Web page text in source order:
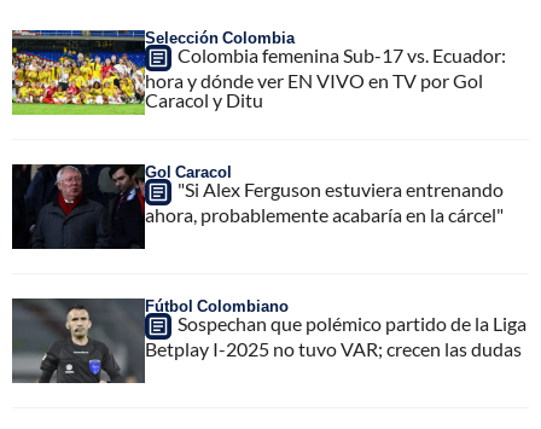
Selección Colombia
Colombia femenina Sub-17 vs. Ecuador:
hora y dónde ver EN VIVO en TV por Gol
Caracol y Ditu
Gol Caracol
"Si Alex Ferguson estuviera entrenando
ahora, probablemente acabaría en la cárcel"
Fútbol Colombiano
Sospechan que polémico partido de la Liga
Betplay I-2025 no tuvo VAR; crecen las dudas